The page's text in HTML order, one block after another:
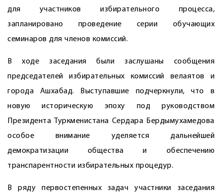
для участников избирательного процесса,
запланировано проведение серии обучающих
семинаров для членов комиссий.
В ходе заседания были заслушаны сообщения
председателей избирательных комиссий велаятов и
города Ашхабад. Выступавшие подчеркнули, что в
новую историческую эпоху под руководством
Президента Туркменистана Сердара Бердымухамедова
особое внимание уделяется дальнейшей
демократизации общества и обеспечению
транспарентности избирательных процедур.
В ряду первостепенных задач участники заседания